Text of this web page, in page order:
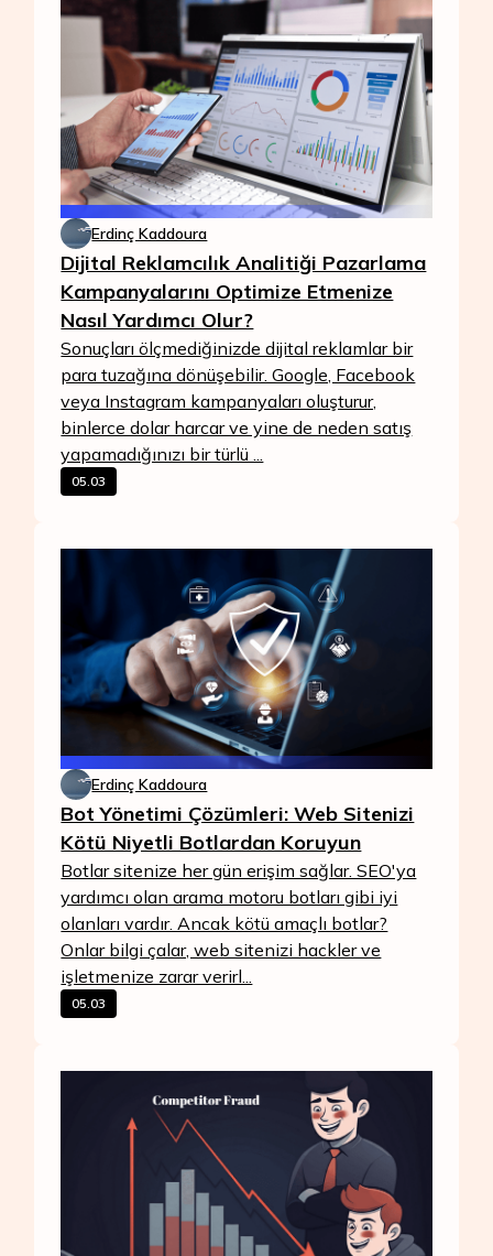
Erdinç Kaddoura
Dijital Reklamcılık Analitiği Pazarlama
Kampanyalarını Optimize Etmenize
Nasıl Yardımcı Olur?
Sonuçları ölçmediğinizde dijital reklamlar bir
para tuzağına dönüşebilir. Google, Facebook
veya Instagram kampanyaları oluşturur,
binlerce dolar harcar ve yine de neden satış
yapamadığınızı bir türlü ...
05.03
Erdinç Kaddoura
Bot Yönetimi Çözümleri: Web Sitenizi
Kötü Niyetli Botlardan Koruyun
Botlar sitenize her gün erişim sağlar. SEO'ya
yardımcı olan arama motoru botları gibi iyi
olanları vardır. Ancak kötü amaçlı botlar?
Onlar bilgi çalar, web sitenizi hackler ve
işletmenize zarar verirl...
05.03